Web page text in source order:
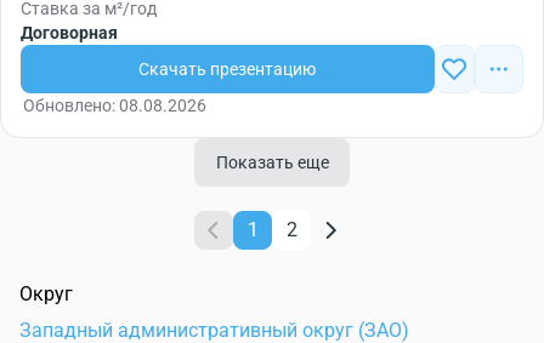
Ставка за м²/год
Договорная
Скачать презентацию
Обновлено: 08.08.2026
Показать еще
1 2
Округ
Западный административный округ (ЗАО)